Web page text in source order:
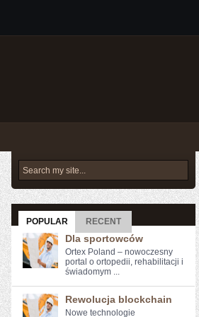
POPULAR RECENT
Dla sportowców
Ortex Poland – nowoczesny
portal o ortopedii, rehabilitacji i
świadomym ...
Rewolucja blockchain
Nowe ​technologie